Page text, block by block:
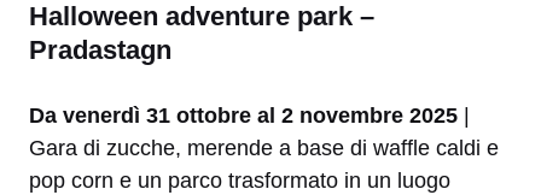
Halloween adventure park –
Pradastagn
Da venerdì 31 ottobre al 2 novembre 2025
Gara di zucche, merende a base di waffle caldi e
pop corn e un parco trasformato in un luogo